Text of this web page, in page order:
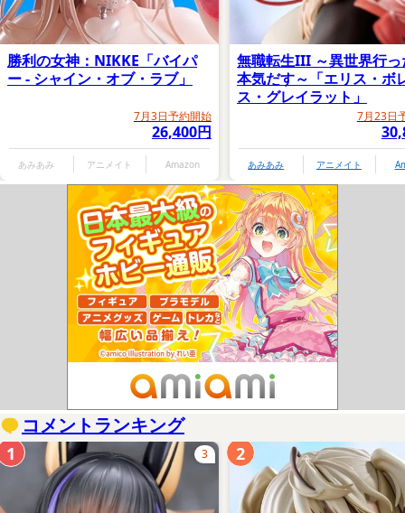
勝利の女神：NIKKE「バイパ
ー - シャイン・オブ・ラブ」
7月3日予約開始
26,400円
あみあみ アニメイト Amazon
無職転生III ～異世界行っ
本気だす～「エリス・ボ
ス・グレイラット」
7月23日
あみあみ アニメイト
コメントランキング
3
1 2